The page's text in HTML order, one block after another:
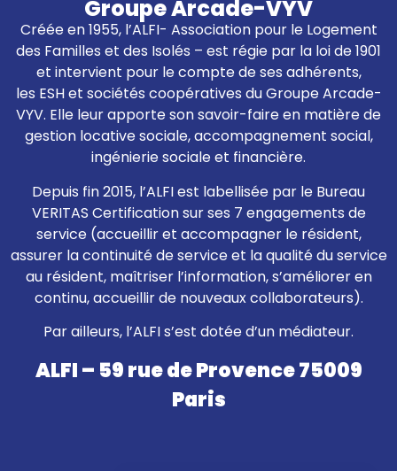
Groupe Arcade-VYV
Créée en 1955, l’ALFI- Association pour le Logement
des Familles et des Isolés – est régie par la loi de 1901
et intervient pour le compte de ses adhérents,
les ESH et sociétés coopératives du Groupe Arcade-
VYV. Elle leur apporte son savoir-faire en matière de
gestion locative sociale, accompagnement social,
ingénierie sociale et financière.
Depuis fin 2015, l’ALFI est labellisée par le Bureau
VERITAS Certification sur ses 7 engagements de
service (accueillir et accompagner le résident,
assurer la continuité de service et la qualité du service
au résident, maîtriser l’information, s’améliorer en
continu, accueillir de nouveaux collaborateurs).
Par ailleurs, l’ALFI s’est dotée d’un médiateur.
ALFI – 59 rue de Provence 75009
Paris